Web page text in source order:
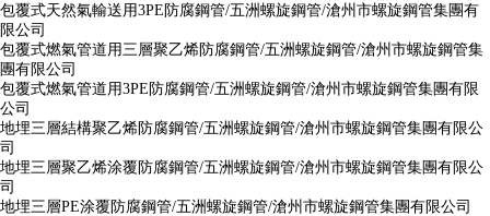
包覆式天然氣輸送用3PE防腐鋼管/五洲螺旋鋼管/滄州市螺旋鋼管集團有
限公司
包覆式燃氣管道用三層聚乙烯防腐鋼管/五洲螺旋鋼管/滄州市螺旋鋼管集
團有限公司
包覆式燃氣管道用3PE防腐鋼管/五洲螺旋鋼管/滄州市螺旋鋼管集團有限
公司
地埋三層結構聚乙烯防腐鋼管/五洲螺旋鋼管/滄州市螺旋鋼管集團有限公
司
地埋三層聚乙烯涂覆防腐鋼管/五洲螺旋鋼管/滄州市螺旋鋼管集團有限公
司
地埋三層PE涂覆防腐鋼管/五洲螺旋鋼管/滄州市螺旋鋼管集團有限公司